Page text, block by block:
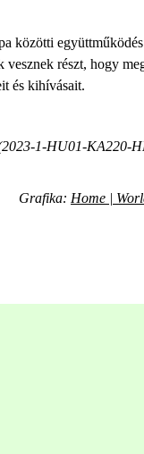
közötti
részt, hogy
és kihívásait.
1-HU01-KA220-
Grafika: Home |